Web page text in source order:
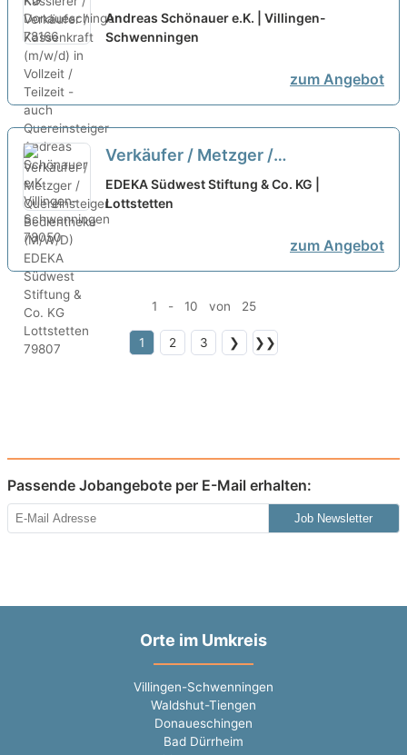
(m/w/d) in Vollzeit / Teilzeit - auch
Quereinsteiger
Andreas Schönauer e.K. | Villingen-
Schwenningen
zum Angebot
Verkäufer / Metzger /
Quereinsteiger Bedientheke
(M/W/D)
EDEKA Südwest Stiftung & Co. KG |
Lottstetten
zum Angebot
1 - 10 von 25
1 2 3 ❯ ❯❯
Passende Jobangebote per E-Mail erhalten:
Job Newsletter
Orte im Umkreis
Villingen-Schwenningen
Waldshut-Tiengen
Donaueschingen
Bad Dürrheim